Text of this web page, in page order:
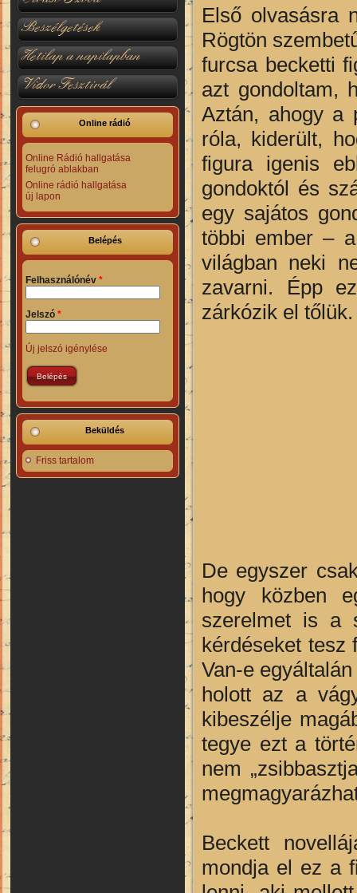
Beszélgetések
Hetilap a napilapban
Vidor Fesztivál
Online rádió
Online Rádió hallgatása
felugró ablakban
Online rádió hallgatása
új lapon
Belépés
Felhasználónév *
Jelszó *
Új jelszó igénylése
Beküldés
Friss tartalom
Első olvasásra
Rögtön
furcsa becketti
azt gondoltam,
Aztán, ahogy a
róla, kiderült,
figura igenis
gondoktól és
egy sajátos
többi ember –
világban neki
zavarni. Épp
zárkózik el tőlük.
De egyszer
hogy közben
szerelmet is a
kérdéseket tesz
Van-e
holott az a
kibeszélje
tegye ezt a
nem
Beckett
mondja el ez a